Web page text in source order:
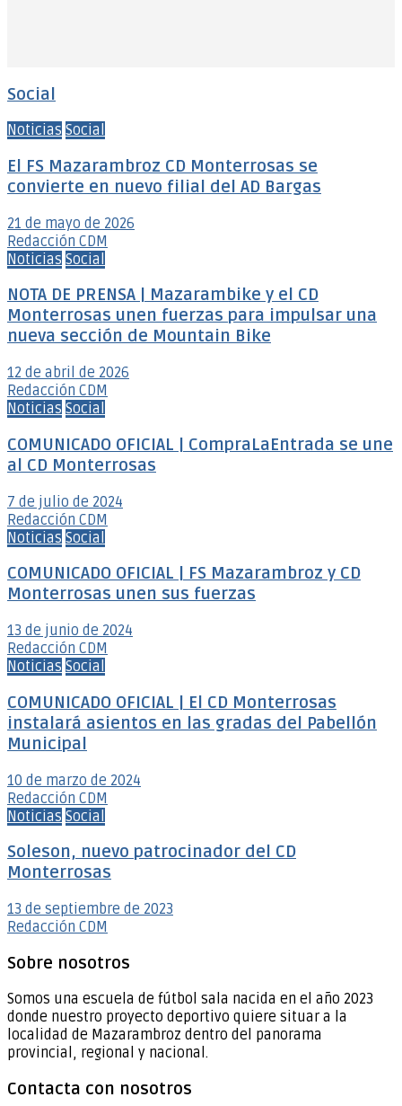
Social
Noticias Social
El FS Mazarambroz CD Monterrosas se
convierte en nuevo filial del AD Bargas
21 de mayo de 2026
Redacción CDM
Noticias Social
NOTA DE PRENSA | Mazarambike y el CD
Monterrosas unen fuerzas para impulsar una
nueva sección de Mountain Bike
12 de abril de 2026
Redacción CDM
Noticias Social
COMUNICADO OFICIAL | CompraLaEntrada se une
al CD Monterrosas
7 de julio de 2024
Redacción CDM
Noticias Social
COMUNICADO OFICIAL | FS Mazarambroz y CD
Monterrosas unen sus fuerzas
13 de junio de 2024
Redacción CDM
Noticias Social
COMUNICADO OFICIAL | El CD Monterrosas
instalará asientos en las gradas del Pabellón
Municipal
10 de marzo de 2024
Redacción CDM
Noticias Social
Soleson, nuevo patrocinador del CD
Monterrosas
13 de septiembre de 2023
Redacción CDM
Sobre nosotros
Somos una escuela de fútbol sala nacida en el año 2023
donde nuestro proyecto deportivo quiere situar a la
localidad de Mazarambroz dentro del panorama
provincial, regional y nacional.
Contacta con nosotros